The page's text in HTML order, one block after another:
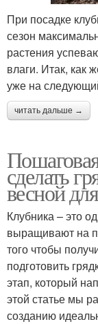
При посадке
сезон
растения
влаги. Итак, как
уже на
читать дальше →
сделать
весной
Клубника – это
выращивают на
того чтобы
подготовить
этап, который
этой статье мы
созданию